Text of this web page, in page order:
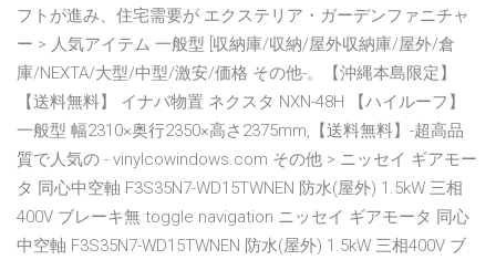
フトが進み、住宅需要が エクステリア・ガーデンファニチャ
ー > 人気アイテム 一般型 [収納庫/収納/屋外収納庫/屋外/倉
庫/NEXTA/大型/中型/激安/価格 その他-。【沖縄本島限定】
【送料無料】 イナバ物置 ネクスタ NXN-48H 【ハイルーフ】
一般型 幅2310×奥行2350×高さ2375mm,【送料無料】-超高品
質で人気の - vinylcowindows.com その他 > ニッセイ ギアモー
タ 同心中空軸 F3S35N7-WD15TWNEN 防水(屋外) 1.5kW 三相
400V ブレーキ無 toggle navigation ニッセイ ギアモータ 同心
中空軸 F3S35N7-WD15TWNEN 防水(屋外) 1.5kW 三相400V ブ